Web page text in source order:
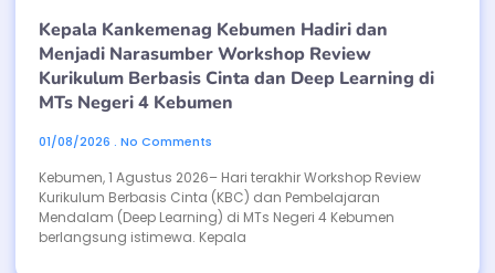
Kepala Kankemenag Kebumen Hadiri dan
Menjadi Narasumber Workshop Review
Kurikulum Berbasis Cinta dan Deep Learning di
MTs Negeri 4 Kebumen
01/08/2026 No Comments
Kebumen, 1 Agustus 2026– Hari terakhir Workshop Review
Kurikulum Berbasis Cinta (KBC) dan Pembelajaran
Mendalam (Deep Learning) di MTs Negeri 4 Kebumen
berlangsung istimewa. Kepala